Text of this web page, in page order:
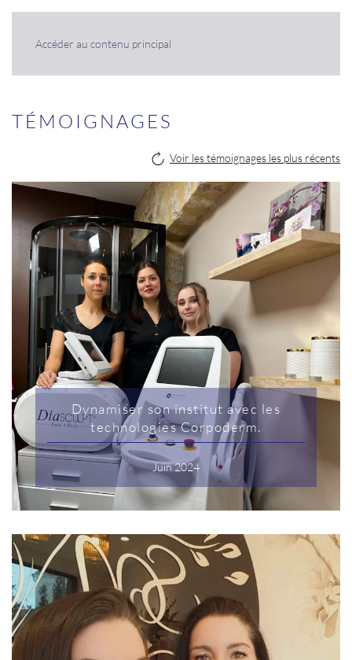
Accéder au contenu principal
TÉMOIGNAGES
Voir les témoignages les plus récents
Dynamiser son institut avec les
technologies Corpoderm.
Juin 2024